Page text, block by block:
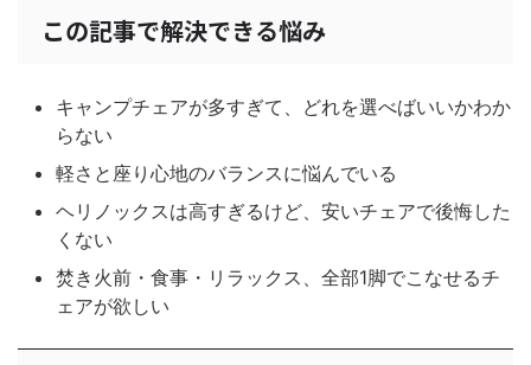
この記事で解決できる悩み
キャンプチェアが多すぎて、どれを選べばいいかわか
らない
軽さと座り心地のバランスに悩んでいる
ヘリノックスは高すぎるけど、安いチェアで後悔した
くない
焚き火前・食事・リラックス、全部1脚でこなせるチ
ェアが欲しい